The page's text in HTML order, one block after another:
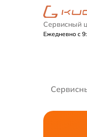
Сервисный
Ежедневно с